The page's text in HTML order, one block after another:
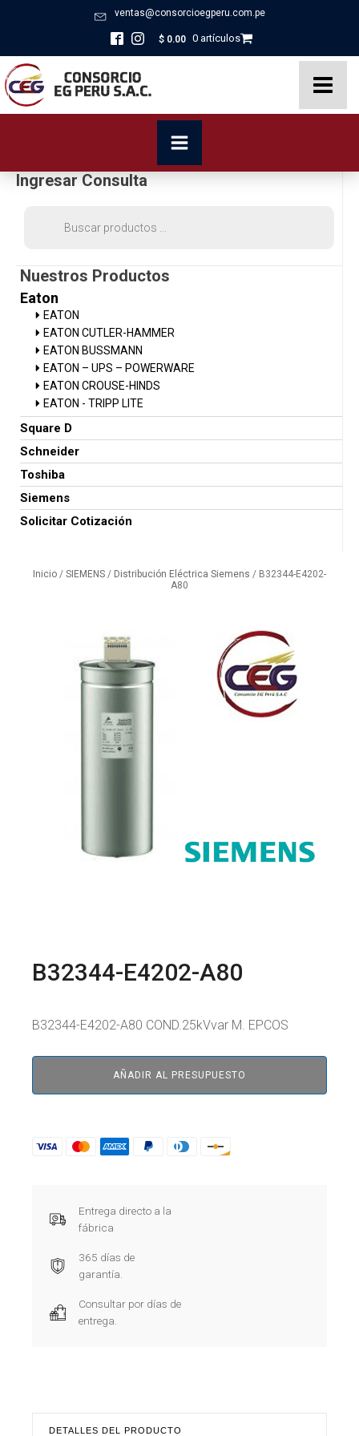
ventas@consorcioegperu.com.pe
$ 0.00 0 artículos
Ingresar Consulta
Nuestros Productos
Eaton
EATON
EATON CUTLER-HAMMER
EATON BUSSMANN
EATON – UPS – POWERWARE
EATON CROUSE-HINDS
EATON - TRIPP LITE
Square D
Schneider
Toshiba
Siemens
Solicitar Cotización
Inicio / SIEMENS / Distribución Eléctrica Siemens / B32344-E4202-
A80
B32344-E4202-A80
B32344-E4202-A80 COND.25kVvar M. EPCOS
AÑADIR AL PRESUPUESTO
Entrega directo a la
fábrica
365 días de
garantía.
Consultar por días de
entrega.
DETALLES DEL PRODUCTO